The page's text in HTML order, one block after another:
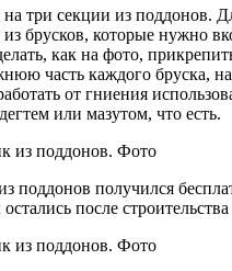
три секции из поддонов.
брусков, которые нужно
как на фото,
часть каждого бруска,
от гниения
или мазутом, что есть.
поддонов получился
после строительства